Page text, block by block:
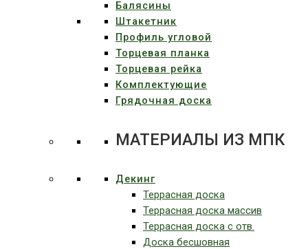
Балясины
Штакетник
Профиль угловой
Торцевая планка
Торцевая рейка
Комплектующие
Грядочная доска
МАТЕРИАЛЫ ИЗ МПК
Декинг
Террасная доска
Террасная доска массив
Террасная доска c отв.
Доска бесшовная